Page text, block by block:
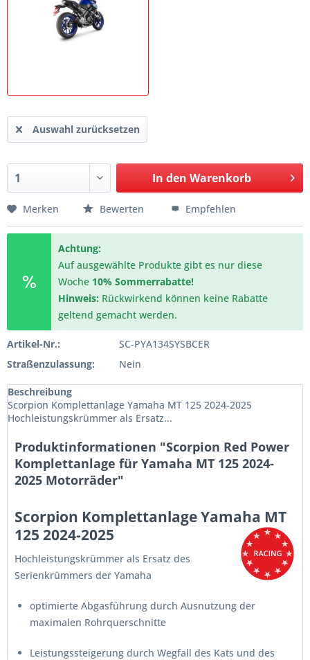
Auswahl zurücksetzen
In den Warenkorb
Merken Bewerten Empfehlen
Achtung:
Auf ausgewählte Produkte gibt es nur diese
Woche 10% Sommerrabatte!
Hinweis: Rückwirkend können keine Rabatte
geltend gemacht werden.
Artikel-Nr.:
SC-PYA134SYSBCER
Straßenzulassung:
Nein
Beschreibung
Scorpion Komplettanlage Yamaha MT 125 2024-2025
Hochleistungskrümmer als Ersatz...
Produktinformationen "Scorpion Red Power
Komplettanlage für Yamaha MT 125 2024-
2025 Motorräder"
Scorpion Komplettanlage Yamaha MT
125 2024-2025
Hochleistungskrümmer als Ersatz des
Serienkrümmers der Yamaha
optimierte Abgasführung durch Ausnutzung der
maximalen Rohrquerschnitte
Leistungssteigerung durch Wegfall des Kats und des